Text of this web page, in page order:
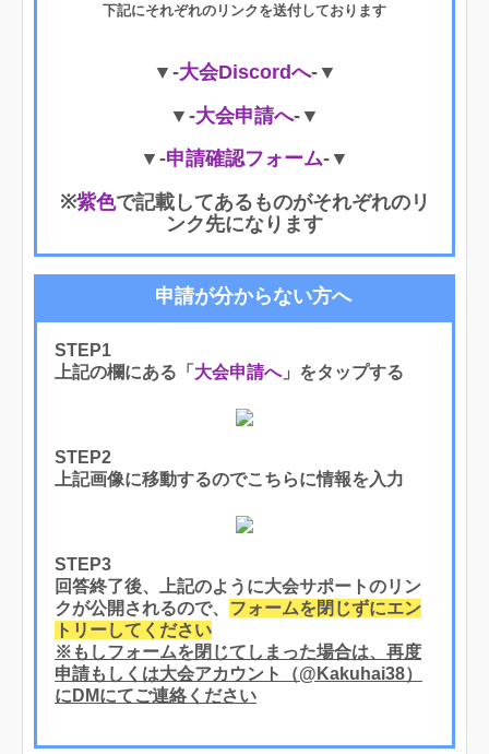
下記にそれぞれのリンクを送付しております
▼-大会Discordへ-▼
▼-大会申請へ-▼
▼-申請確認フォーム-▼
※紫色で記載してあるものがそれぞれのリ
ンク先になります
申請が分からない方へ
STEP1
上記の欄にある「 大会申請へ」をタップする
STEP2
上記画像に移動するのでこちらに情報を入力
STEP3
回答終了後、上記のように大会サポートのリン
クが公開されるので、 フォームを閉じずにエン
トリーしてください
※もしフォームを閉じてしまった場合は、再度
申請もしくは大会アカウント（@Kakuhai38）
にDMにてご連絡ください